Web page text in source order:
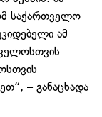
საქართველო
ამ
– განაცხადა